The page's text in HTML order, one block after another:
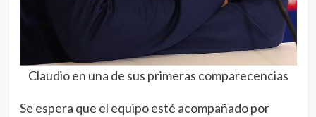
Claudio en una de sus primeras comparecencias
Se espera que el equipo esté acompañado por